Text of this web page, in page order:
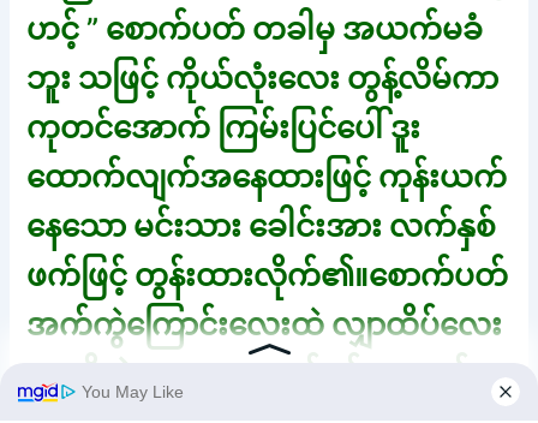
ဟင့် ” စောက်ပတ် တခါမှ အယက်မခံ
ဘူး သဖြင့် ကိုယ်လုံးလေး တွန့်လိမ်ကာ
ကုတင်အောက် ကြမ်းပြင်ပေါ် ဒူး
ထောက်လျက်အနေထားဖြင့် ကုန်းယက်
နေသော မင်းသား ခေါင်းအား လက်နှစ်
ဖက်ဖြင့် တွန်းထားလိုက်၏။စောက်ပတ်
အက်ကွဲကြောင်းလေးထဲ လျှာထိပ်လေး
က ထိုးခွဲနေရာ ဘေးနူတ်ခမ်းသားနှစ်